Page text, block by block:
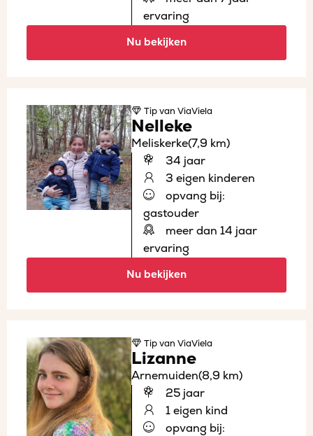
ervaring
Nu bekijken
Tipvan ViaViela
Nelleke
Meliskerke(7,9 km)
34 jaar
3 eigen kinderen
opvang bij:
gastouder
meer dan 14 jaar
ervaring
Nu bekijken
Tipvan ViaViela
Lizanne
Arnemuiden(8,9 km)
25 jaar
1 eigen kind
opvang bij: